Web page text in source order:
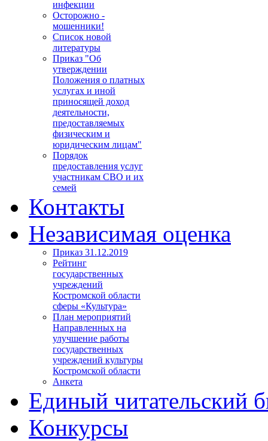
инфекции
Осторожно -
мошенники!
Список новой
литературы
Приказ "Об
утверждении
Положения о платных
услугах и иной
приносящей доход
деятельности,
предоставляемых
физическим и
юридическим лицам"
Порядок
предоставления услуг
участникам СВО и их
семей
Контакты
Независимая оценка
Приказ 31.12.2019
Рейтинг
государственных
учреждений
Костромской области
сферы «Культура»
План мероприятий
Направленных на
улучшение работы
государственных
учреждений культуры
Костромской области
Анкета
Единый читательский
Конкурсы